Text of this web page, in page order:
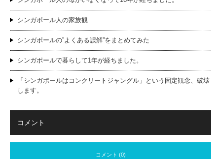
シンガポール人の家族観
シンガポールの”よくある誤解”をまとめてみた
シンガポールで暮らして1年が経ちました。
「シンガポールはコンクリートジャングル」という固定観念、破壊
します。
コメント
コメント (0)